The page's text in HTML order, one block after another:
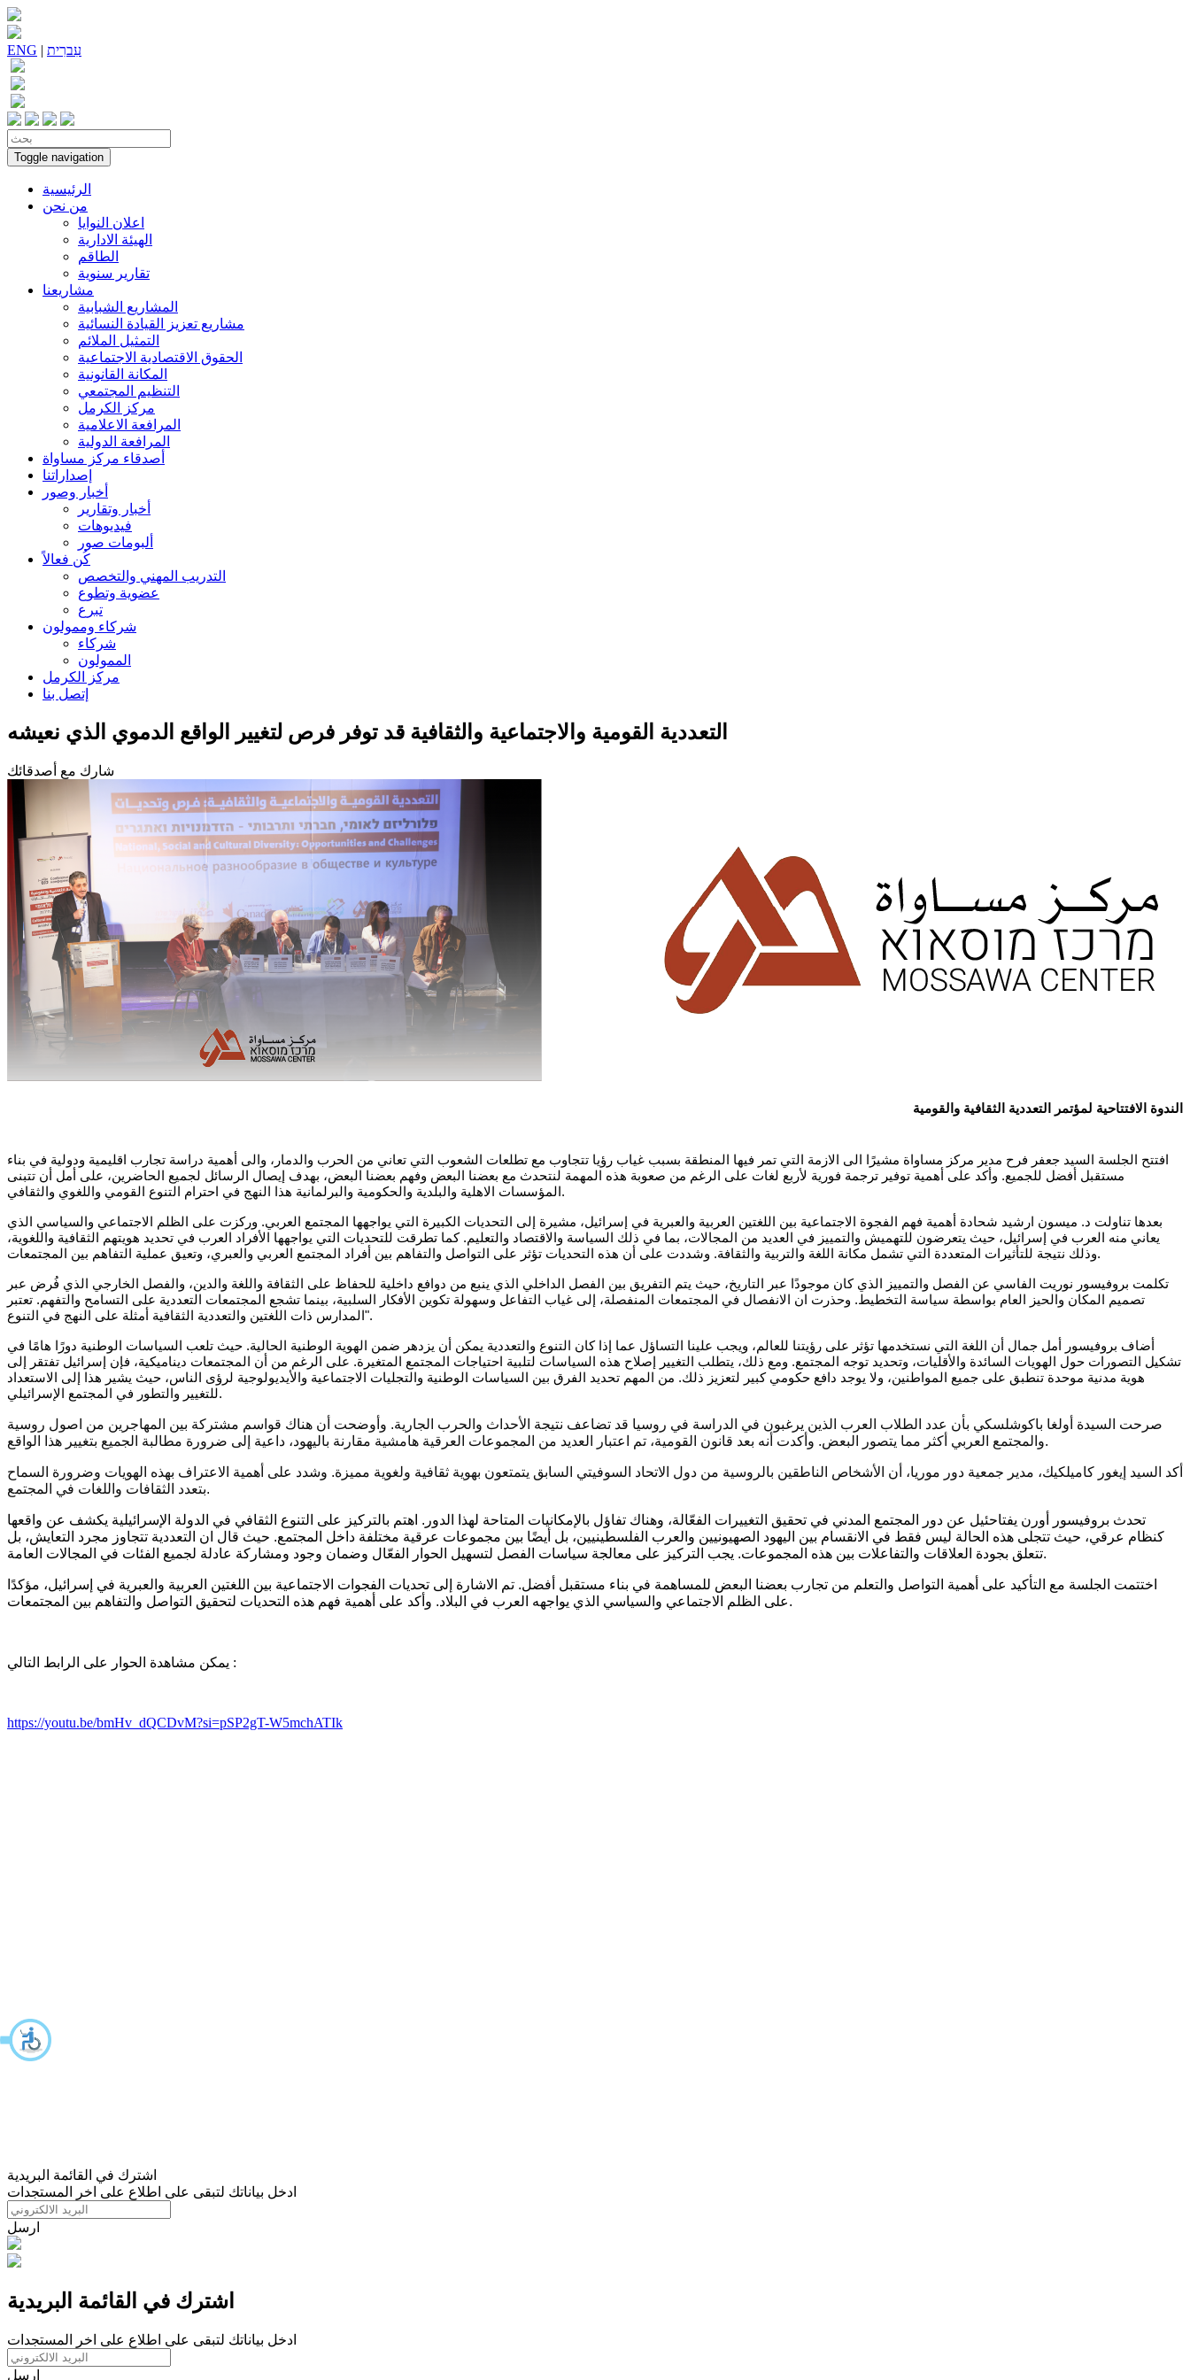
ENG | עִברִית
Toggle navigation
الرئيسية
من نحن
اعلان النوايا
الهيئة الادارية
الطاقم
تقارير سنوية
مشاريعنا
المشاريع الشبابية
مشاريع تعزيز القيادة النسائية
التمثيل الملائم
الحقوق الاقتصادية الاجتماعية
المكانة القانونية
التنظيم المجتمعي
مركز الكرمل
المرافعة الاعلامية
المرافعة الدولية
أصدقاء مركز مساواة
إصداراتنا
أخبار وصور
أخبار وتقارير
فيديوهات
ألبومات صور
كُن فعالاً
التدريب المهني والتخصص
عضوية وتطوع
تبرع
شركاء وممولون
شركاء
الممولون
مركز الكرمل
إتصل بنا
التعددية القومية والاجتماعية والثقافية قد توفر فرص لتغيير الواقع الدموي الذي نعيشه
شارك مع أصدقائك
الندوة الافتتاحية لمؤتمر التعددية الثقافية والقومية
افتتح الجلسة السيد جعفر فرح مدير مركز مساواة مشيرًا الى الازمة التي تمر فيها المنطقة بسبب غياب رؤيا تتجاوب مع تطلعات الشعوب التي تعاني من الحرب والدمار، والى أهمية دراسة تجارب اقليمية ودولية في بناء
مستقبل أفضل للجميع. وأكد على أهمية توفير ترجمة فورية لأربع لغات على الرغم من صعوبة هذه المهمة لنتحدث مع بعضنا البعض وفهم بعضنا البعض، بهدف إيصال الرسائل لجميع الحاضرين، على أمل أن تتبنى
المؤسسات الاهلية والبلدية والحكومية والبرلمانية هذا النهج في احترام التنوع القومي واللغوي والثقافي.
بعدها تناولت د. ميسون ارشيد شحادة أهمية فهم الفجوة الاجتماعية بين اللغتين العربية والعبرية في إسرائيل، مشيرة إلى التحديات الكبيرة التي يواجهها المجتمع العربي. وركزت على الظلم الاجتماعي والسياسي الذي
يعاني منه العرب في إسرائيل، حيث يتعرضون للتهميش والتمييز في العديد من المجالات، بما في ذلك السياسة والاقتصاد والتعليم. كما تطرقت للتحديات التي يواجهها الأفراد العرب في تحديد هويتهم الثقافية واللغوية،
وذلك نتيجة للتأثيرات المتعددة التي تشمل مكانة اللغة والتربية والثقافة. وشددت على أن هذه التحديات تؤثر على التواصل والتفاهم بين أفراد المجتمع العربي والعبري، وتعيق عملية التفاهم بين المجتمعات.
تكلمت بروفيسور نوريت الفاسي عن الفصل والتمييز الذي كان موجودًا عبر التاريخ، حيث يتم التفريق بين الفصل الداخلي الذي ينبع من دوافع داخلية للحفاظ على الثقافة واللغة والدين، والفصل الخارجي الذي فُرض عبر
تصميم المكان والحيز العام بواسطة سياسة التخطيط. وحذرت ان الانفصال في المجتمعات المنفصلة، إلى غياب التفاعل وسهولة تكوين الأفكار السلبية، بينما تشجع المجتمعات التعددية على التسامح والتفهم. تعتبر
المدارس ذات اللغتين والتعددية الثقافية أمثلة على النهج في التنوع".
أضاف بروفيسور أمل جمال أن اللغة التي نستخدمها تؤثر على رؤيتنا للعالم، ويجب علينا التساؤل عما إذا كان التنوع والتعددية يمكن أن يزدهر ضمن الهوية الوطنية الحالية. حيث تلعب السياسات الوطنية دورًا هامًا في
تشكيل التصورات حول الهويات السائدة والأقليات، وتحديد توجه المجتمع. ومع ذلك، يتطلب التغيير إصلاح هذه السياسات لتلبية احتياجات المجتمع المتغيرة. على الرغم من أن المجتمعات ديناميكية، فإن إسرائيل تفتقر إلى
هوية مدنية موحدة تنطبق على جميع المواطنين، ولا يوجد دافع حكومي كبير لتعزيز ذلك. من المهم تحديد الفرق بين السياسات الوطنية والتجليات الاجتماعية والأيديولوجية لرؤى الناس، حيث يشير هذا إلى الاستعداد
للتغيير والتطور في المجتمع الإسرائيلي.
صرحت السيدة أولغا باكوشلسكي بأن عدد الطلاب العرب الذين يرغبون في الدراسة في روسيا قد تضاعف نتيجة الأحداث والحرب الجارية. وأوضحت أن هناك قواسم مشتركة بين المهاجرين من اصول روسية
والمجتمع العربي أكثر مما يتصور البعض. وأكدت أنه بعد قانون القومية، تم اعتبار العديد من المجموعات العرقية هامشية مقارنة باليهود، داعية إلى ضرورة مطالبة الجميع بتغيير هذا الواقع.
أكد السيد إيغور كاميلكيك، مدير جمعية دور موريا، أن الأشخاص الناطقين بالروسية من دول الاتحاد السوفيتي السابق يتمتعون بهوية ثقافية ولغوية مميزة. وشدد على أهمية الاعتراف بهذه الهويات وضرورة السماح
بتعدد الثقافات واللغات في المجتمع.
تحدث بروفيسور أورن يفتاحئيل عن دور المجتمع المدني في تحقيق التغييرات الفعّالة، وهناك تفاؤل بالإمكانيات المتاحة لهذا الدور. اهتم بالتركيز على التنوع الثقافي في الدولة الإسرائيلية يكشف عن واقعها
كنظام عرقي، حيث تتجلى هذه الحالة ليس فقط في الانقسام بين اليهود الصهيونيين والعرب الفلسطينيين، بل أيضًا بين مجموعات عرقية مختلفة داخل المجتمع. حيث قال ان التعددية تتجاوز مجرد التعايش، بل
تتعلق بجودة العلاقات والتفاعلات بين هذه المجموعات. يجب التركيز على معالجة سياسات الفصل لتسهيل الحوار الفعّال وضمان وجود ومشاركة عادلة لجميع الفئات في المجالات العامة.
اختتمت الجلسة مع التأكيد على أهمية التواصل والتعلم من تجارب بعضنا البعض للمساهمة في بناء مستقبل أفضل. تم الاشارة إلى تحديات الفجوات الاجتماعية بين اللغتين العربية والعبرية في إسرائيل، مؤكدًا
على الظلم الاجتماعي والسياسي الذي يواجهه العرب في البلاد. وأكد على أهمية فهم هذه التحديات لتحقيق التواصل والتفاهم بين المجتمعات.
يمكن مشاهدة الحوار على الرابط التالي :
https://youtu.be/bmHv_dQCDvM?si=pSP2gT-W5mchATIk
اشترك في القائمة البريدية
ادخل بياناتك لتبقى على اطلاع على اخر المستجدات
ارسل
اشترك في القائمة البريدية
ادخل بياناتك لتبقى على اطلاع على اخر المستجدات
ارسل